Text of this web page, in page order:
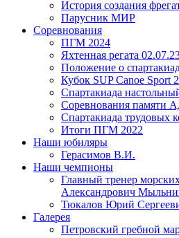
История создания
Парусник МИР
Соревнования
ПГМ 2024
Яхтенная регата
Положение о
Кубок SUP Canoe Sport
Спартакиада
Соревнования памяти
Спартакиада трудовых
Итоги ПГМ 2022
Наши юбиляры
Герасимов В.И.
Наши чемпионы
Главный тренер
Александрович
Тюкалов Юрий
Галерея
Петровский гребной